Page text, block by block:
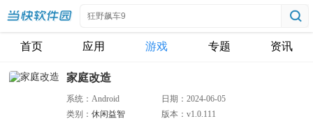
首页 应用 游戏 专题 资讯
家庭改造
系统：Android 日期：2024-06-05
类别：休闲益智 版本：v1.0.111